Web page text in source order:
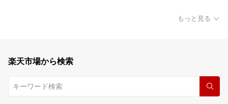
もっと見る
楽天市場から検索